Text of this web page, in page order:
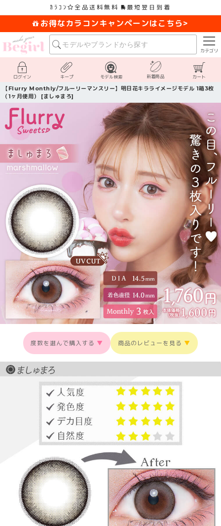
ｶﾗｺﾝ 全品送料無料 最短翌日到着
お得なカラコンキャンペーンはこちら>
カテゴリ
ログイン キープ モデル検索 新着商品 カート
【Flurry Monthly/フルーリーマンスリー】明日花キラライメージモデル 1箱3枚
（1ヶ月使用） [ましゅまろ]
度数を選んで購入する ▼ 商品のレビューを見る ▼